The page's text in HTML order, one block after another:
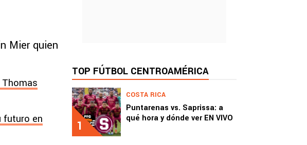
Mier quien
Thomas
futuro en
TOP FÚTBOL CENTROAMÉRICA
1
COSTA RICA
Puntarenas vs. Saprissa: a
qué hora y dónde ver EN VIVO